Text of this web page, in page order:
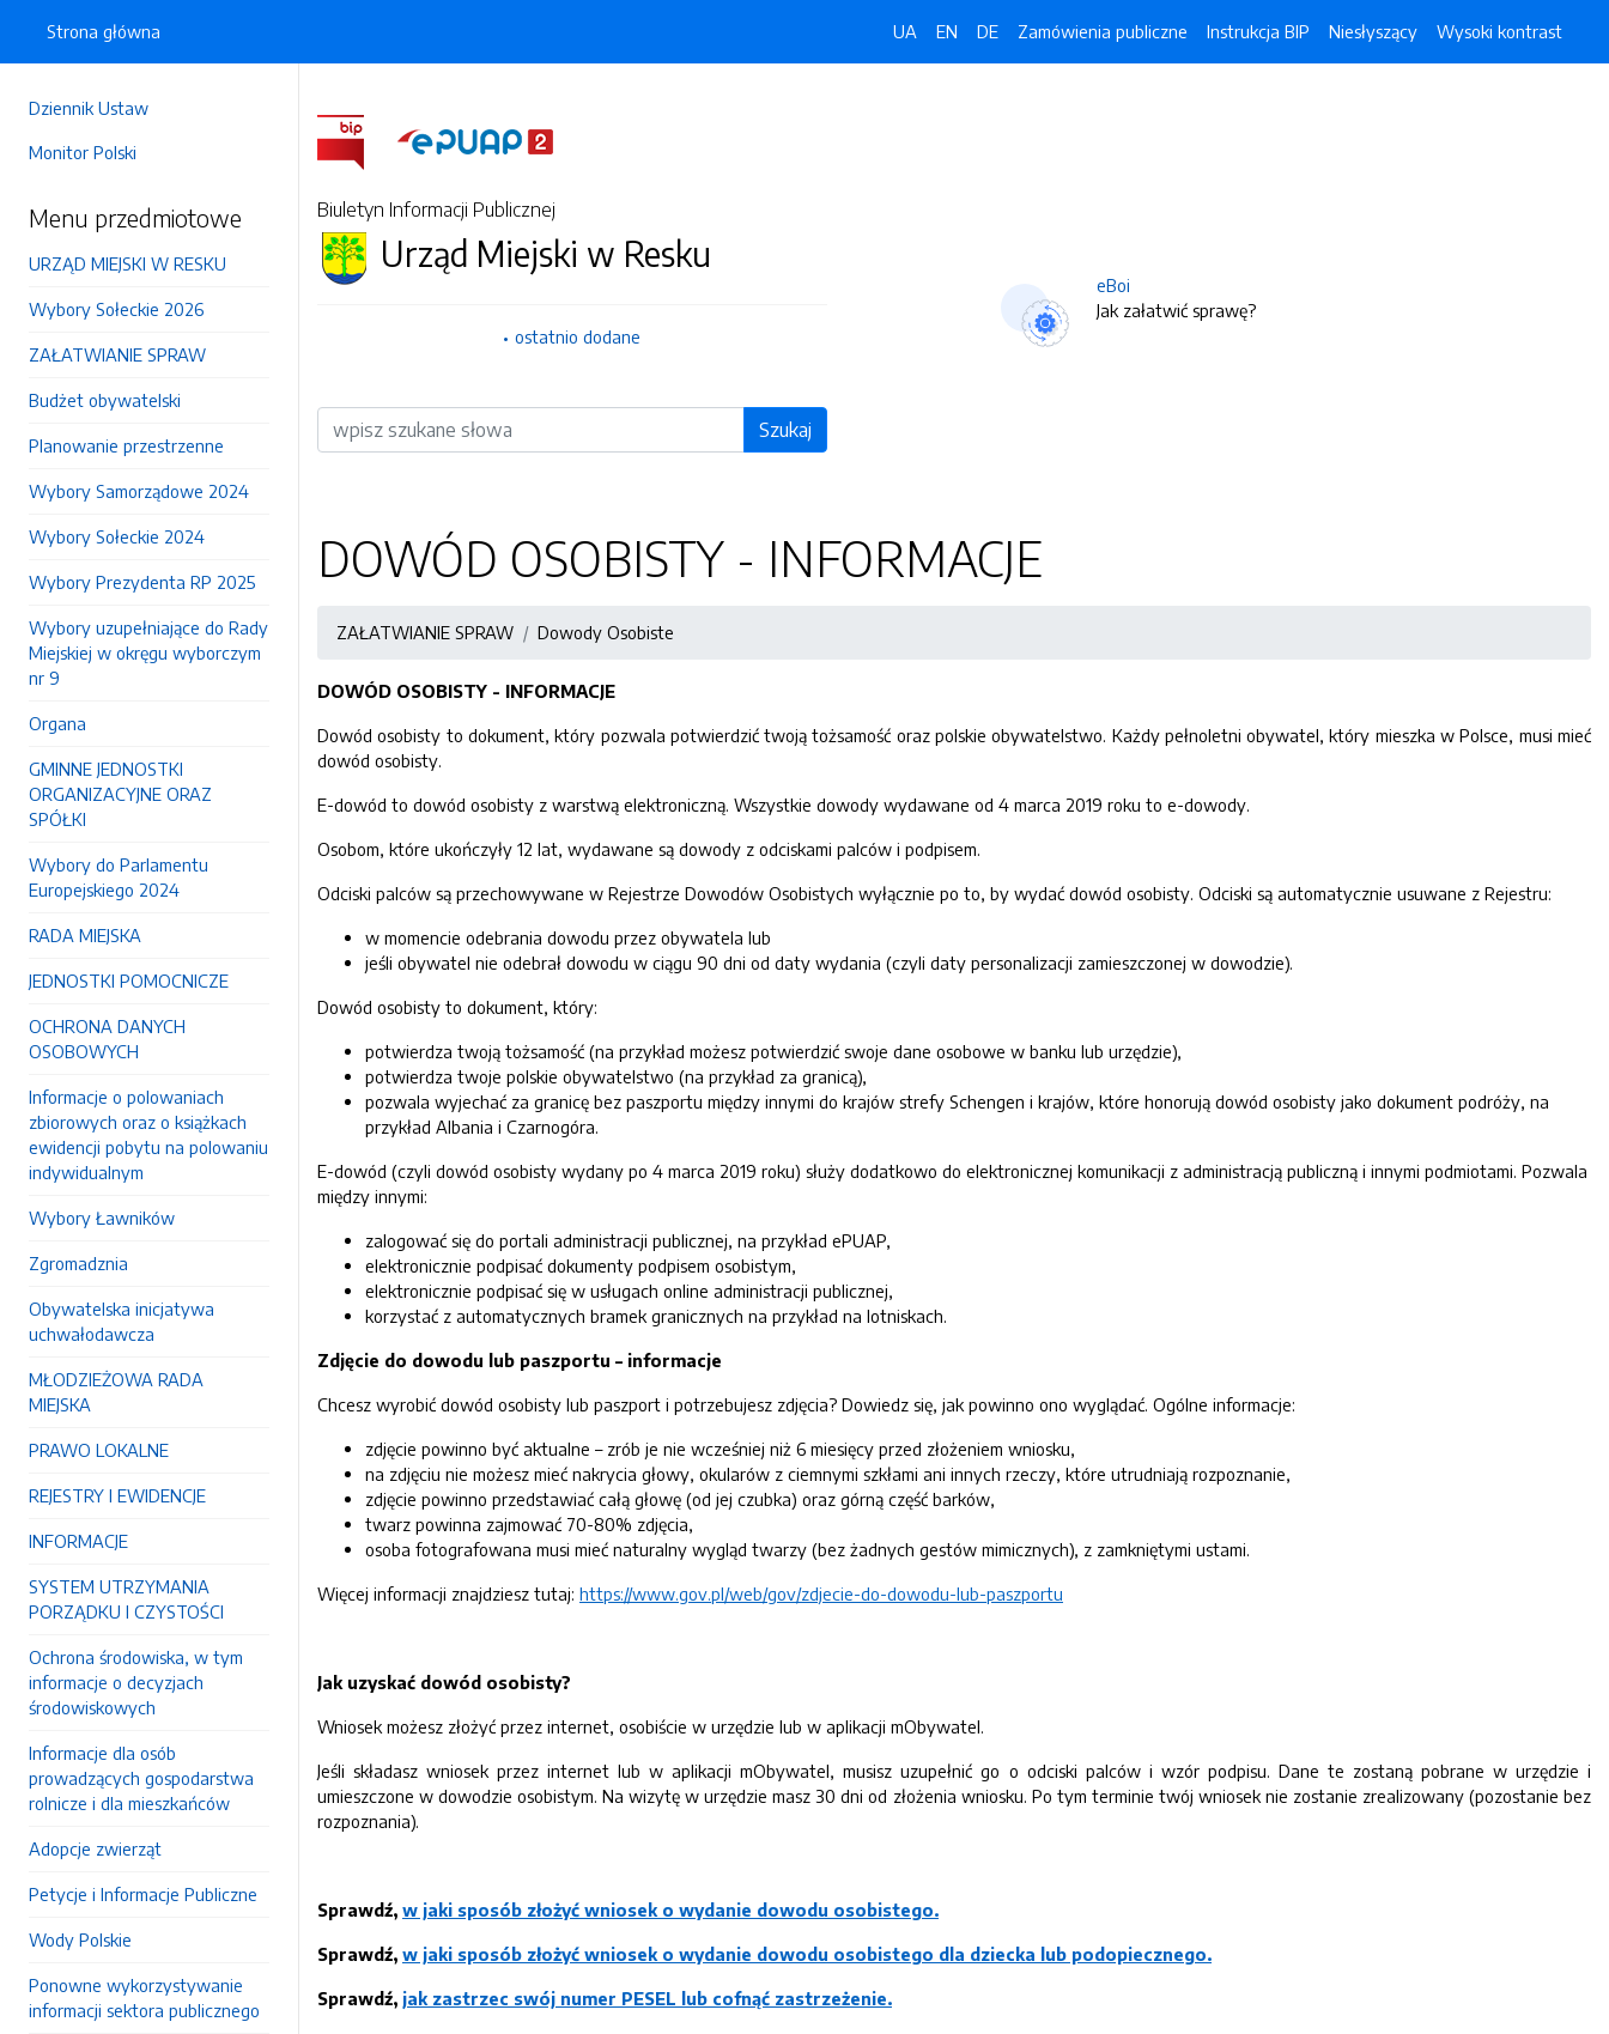
Dziennik Ustaw
Monitor Polski
Menu przedmiotowe
URZĄD MIEJSKI W RESKU
Wybory Sołeckie 2026
ZAŁATWIANIE SPRAW
Budżet obywatelski
Planowanie przestrzenne
Wybory Samorządowe 2024
Wybory Sołeckie 2024
Wybory Prezydenta RP 2025
Wybory uzupełniające do Rady
Miejskiej w okręgu wyborczym
nr 9
Organa
GMINNE JEDNOSTKI
ORGANIZACYJNE ORAZ
SPÓŁKI
Wybory do Parlamentu
Europejskiego 2024
RADA MIEJSKA
JEDNOSTKI POMOCNICZE
OCHRONA DANYCH
OSOBOWYCH
Informacje o polowaniach
zbiorowych oraz o książkach
ewidencji pobytu na polowaniu
indywidualnym
Wybory Ławników
Zgromadznia
Obywatelska inicjatywa
uchwałodawcza
MŁODZIEŻOWA RADA
MIEJSKA
PRAWO LOKALNE
REJESTRY I EWIDENCJE
INFORMACJE
SYSTEM UTRZYMANIA
PORZĄDKU I CZYSTOŚCI
Ochrona środowiska, w tym
informacje o decyzjach
środowiskowych
Informacje dla osób
prowadzących gospodarstwa
rolnicze i dla mieszkańców
Adopcje zwierząt
Petycje i Informacje Publiczne
Wody Polskie
Ponowne wykorzystywanie
informacji sektora publicznego
Strona główna UA EN DE Zamówienia publiczne Instrukcja BIP Niesłyszący Wysoki kontrast
Biuletyn Informacji Publicznej
Urząd Miejski w Resku
ostatnio dodane
Wyszukiwarka Szukaj
eBoi
Jak załatwić sprawę?
DOWÓD OSOBISTY - INFORMACJE
ZAŁATWIANIE SPRAW Dowody Osobiste
DOWÓD OSOBISTY - INFORMACJE
Dowód osobisty to dokument, który pozwala potwierdzić twoją tożsamość oraz polskie obywatelstwo. Każdy pełnoletni obywatel, który mieszka w Polsce, musi mieć
dowód osobisty.
E-dowód to dowód osobisty z warstwą elektroniczną. Wszystkie dowody wydawane od 4 marca 2019 roku to e-dowody.
Osobom, które ukończyły 12 lat, wydawane są dowody z odciskami palców i podpisem.
Odciski palców są przechowywane w Rejestrze Dowodów Osobistych wyłącznie po to, by wydać dowód osobisty. Odciski są automatycznie usuwane z Rejestru:
w momencie odebrania dowodu przez obywatela lub
jeśli obywatel nie odebrał dowodu w ciągu 90 dni od daty wydania (czyli daty personalizacji zamieszczonej w dowodzie).
Dowód osobisty to dokument, który:
potwierdza twoją tożsamość (na przykład możesz potwierdzić swoje dane osobowe w banku lub urzędzie),
potwierdza twoje polskie obywatelstwo (na przykład za granicą),
pozwala wyjechać za granicę bez paszportu między innymi do krajów strefy Schengen i krajów, które honorują dowód osobisty jako dokument podróży, na
przykład Albania i Czarnogóra.
E-dowód (czyli dowód osobisty wydany po 4 marca 2019 roku) służy dodatkowo do elektronicznej komunikacji z administracją publiczną i innymi podmiotami. Pozwala
między innymi:
zalogować się do portali administracji publicznej, na przykład ePUAP,
elektronicznie podpisać dokumenty podpisem osobistym,
elektronicznie podpisać się w usługach online administracji publicznej,
korzystać z automatycznych bramek granicznych na przykład na lotniskach.
Zdjęcie do dowodu lub paszportu – informacje
Chcesz wyrobić dowód osobisty lub paszport i potrzebujesz zdjęcia? Dowiedz się, jak powinno ono wyglądać. Ogólne informacje:
zdjęcie powinno być aktualne – zrób je nie wcześniej niż 6 miesięcy przed złożeniem wniosku,
na zdjęciu nie możesz mieć nakrycia głowy, okularów z ciemnymi szkłami ani innych rzeczy, które utrudniają rozpoznanie,
zdjęcie powinno przedstawiać całą głowę (od jej czubka) oraz górną część barków,
twarz powinna zajmować 70-80% zdjęcia,
osoba fotografowana musi mieć naturalny wygląd twarzy (bez żadnych gestów mimicznych), z zamkniętymi ustami.
Więcej informacji znajdziesz tutaj: https://www.gov.pl/web/gov/zdjecie-do-dowodu-lub-paszportu
Jak uzyskać dowód osobisty?
Wniosek możesz złożyć przez internet, osobiście w urzędzie lub w aplikacji mObywatel.
Jeśli składasz wniosek przez internet lub w aplikacji mObywatel, musisz uzupełnić go o odciski palców i wzór podpisu. Dane te zostaną pobrane w urzędzie i
umieszczone w dowodzie osobistym. Na wizytę w urzędzie masz 30 dni od złożenia wniosku. Po tym terminie twój wniosek nie zostanie zrealizowany (pozostanie bez
rozpoznania).
Sprawdź, w jaki sposób złożyć wniosek o wydanie dowodu osobistego.
Sprawdź, w jaki sposób złożyć wniosek o wydanie dowodu osobistego dla dziecka lub podopiecznego.
Sprawdź, jak zastrzec swój numer PESEL lub cofnąć zastrzeżenie.